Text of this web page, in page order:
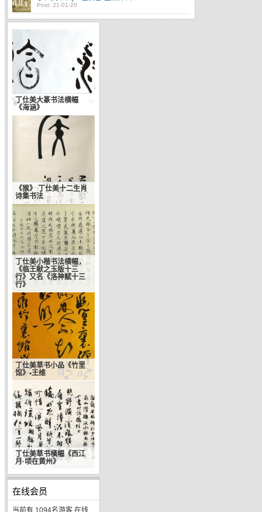
Post: 21-01-20
丁仕美大篆书法横幅
《海涵》
《猴》 丁仕美十二生肖
诗集书法
丁仕美小楷书法横幅，
《临王献之玉版十三
行》又名《洛神赋十三
行》
丁仕美草书小品《竹里
馆》•王维
丁仕美草书橫幅《西江
月·顷在黄州》
在线会员
当前有 1094名游客 在线